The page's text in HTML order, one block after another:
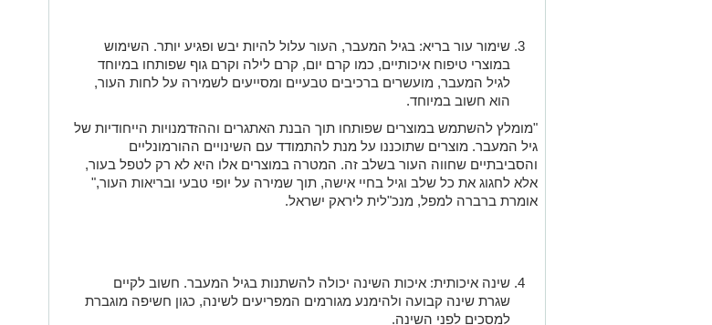
שימור עור בריא: בגיל המעבר, העור עלול להיות יבש ופגיע יותר. השימוש
במוצרי טיפוח איכותיים, כמו קרם יום, קרם לילה וקרם גוף שפותחו במיוחד
לגיל המעבר, מועשרים ברכיבים טבעיים ומסייעים לשמירה על לחות העור,
הוא חשוב במיוחד.
"מומלץ להשתמש במוצרים שפותחו תוך הבנת האתגרים וההזדמנויות הייחודיות של
גיל המעבר. מוצרים שתוכננו על מנת להתמודד עם השינויים ההורמונליים
והסביבתיים שחווה העור בשלב זה. המטרה במוצרים אלו היא לא רק לטפל בעור,
אלא לחגוג את כל שלב וגיל בחיי אישה, תוך שמירה על יופי טבעי ובריאות העור,"
אומרת ברברה למפל, מנכ"לית ליראק ישראל.
שינה איכותית: איכות השינה יכולה להשתנות בגיל המעבר. חשוב לקיים
שגרת שינה קבועה ולהימנע מגורמים המפריעים לשינה, כגון חשיפה מוגברת
למסכים לפני השינה.